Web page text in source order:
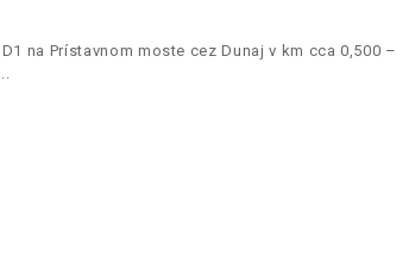
na Prístavnom moste cez Dunaj v km cca 0,500